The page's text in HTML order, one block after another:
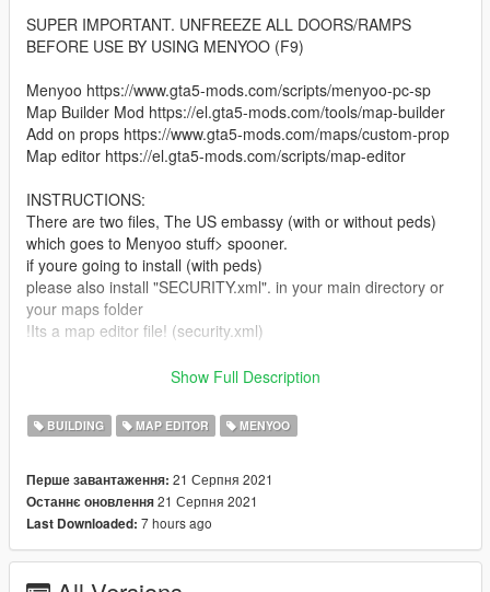
SUPER IMPORTANT. UNFREEZE ALL DOORS/RAMPS
BEFORE USE BY USING MENYOO (F9)
Menyoo https://www.gta5-mods.com/scripts/menyoo-pc-sp
Map Builder Mod https://el.gta5-mods.com/tools/map-builder
Add on props https://www.gta5-mods.com/maps/custom-prop
Map editor https://el.gta5-mods.com/scripts/map-editor
INSTRUCTIONS:
There are two files, The US embassy (with or without peds)
which goes to Menyoo stuff> spooner.
if youre going to install (with peds)
please also install "SECURITY.xml". in your main directory or
your maps folder
!Its a map editor file! (security.xml)
In conclusion install "US embassy" in menyoo and "security' in
-Enjoy
great looking resault. For questions ask me bellow.
Show Full Description
BUILDING MAP EDITOR MENYOO
Перше завантаження: 21 Серпня 2021
Останнє оновлення21 Серпня 2021
Last Downloaded: 7 hours ago